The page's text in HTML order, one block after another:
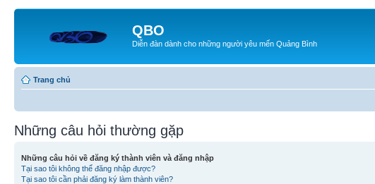
QBO
Diễn đàn dành cho những người yêu mến Quảng Bình
Trang chủ
Những câu hỏi thường gặp
Những câu hỏi về đăng ký thành viên và đăng nhập
Tại sao tôi không thể đăng nhập được?
Tại sao tôi cần phải đăng ký làm thành viên?